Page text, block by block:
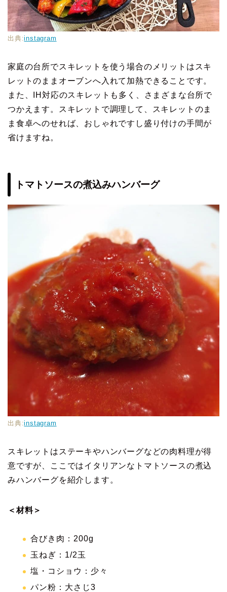
出典:instagram
家庭の台所でスキレットを使う場合のメリットはスキ
レットのままオーブンへ入れて加熱できることです。
また、IH対応のスキレットも多く、さまざまな台所で
つかえます。スキレットで調理して、スキレットのま
ま食卓へのせれば、おしゃれですし盛り付けの手間が
省けますね。
トマトソースの煮込みハンバーグ
出典:instagram
スキレットはステーキやハンバーグなどの肉料理が得
意ですが、ここではイタリアンなトマトソースの煮込
みハンバーグを紹介します。
＜材料＞
合びき肉：200g
玉ねぎ：1/2玉
塩・コショウ：少々
パン粉：大さじ3